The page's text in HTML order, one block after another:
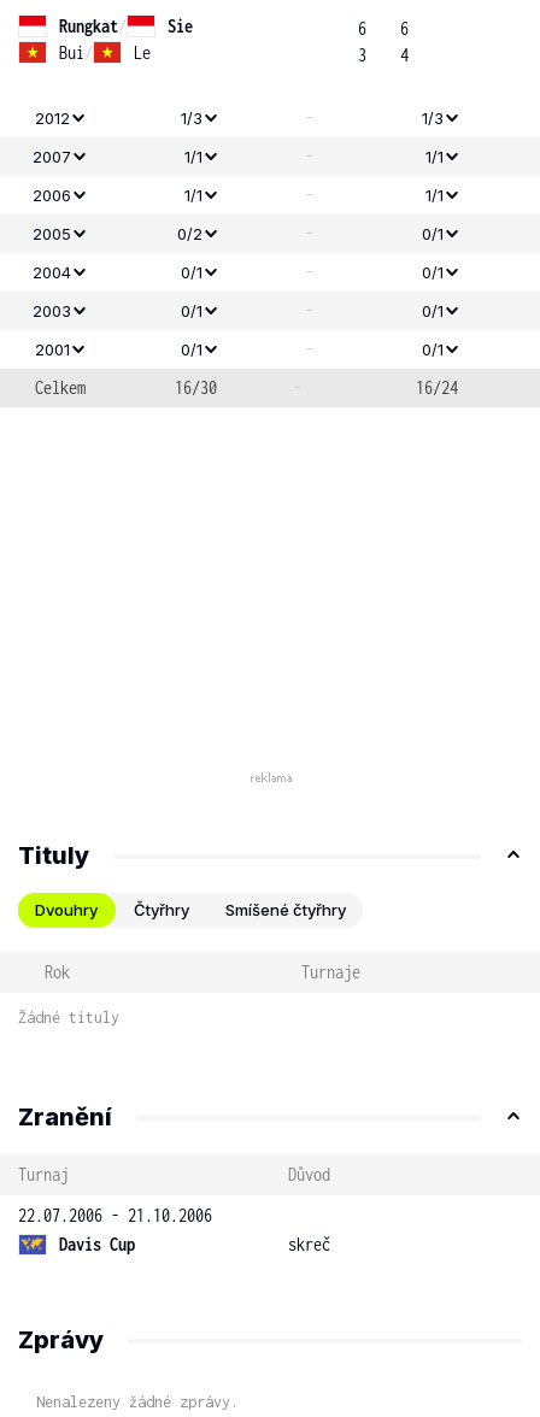
Rungkat/
Sie
Bui / Le
6
3
6
4
2012 1/3 -
1/3
2007
1/1 -
1/1
2006
1/1 -
1/1
2005
0/2 -
0/1
2004
0/1 -
0/1
2003
0/1 -
0/1
2001
0/1 - 0/1
Celkem 16/30 - 16/24
Tituly
Dvouhry Čtyřhry Smíšené čtyřhry
Rok Turnaje
Žádné tituly
Zranění
Turnaj
Důvod
22.07.2006 - 21.10.2006
Davis Cup
skreč
Zprávy
Nenalezeny žádné zprávy.